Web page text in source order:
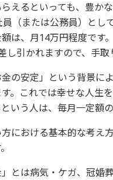
えるといっても、豊か
（または公務員）とし
は、月14万円程度です
し引かれますので、手取
の安定」という背景に
。これでは幸せな人生
いう人は、毎月一定額
における基本的な考え
」とは病気・ケガ、冠